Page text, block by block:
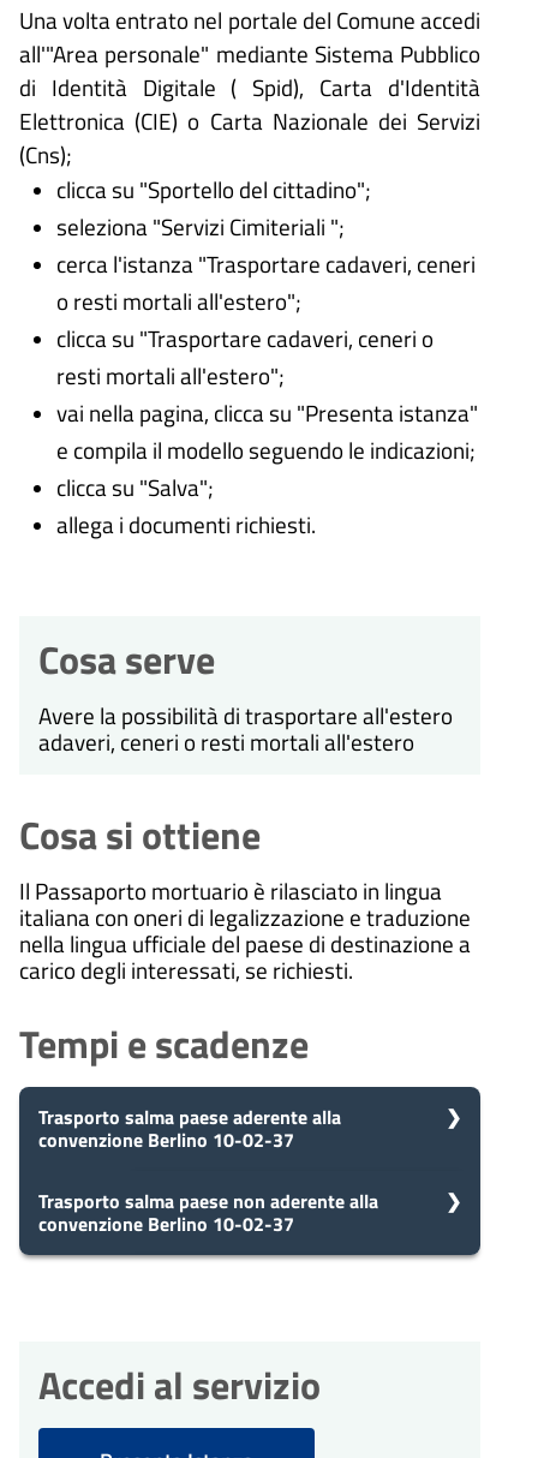
Una volta entrato nel portale del Comune accedi
all'"Area personale" mediante Sistema Pubblico
di Identità Digitale ( Spid), Carta d'Identità
Elettronica (CIE) o Carta Nazionale dei Servizi
(Cns);
clicca su "Sportello del cittadino";
seleziona "Servizi Cimiteriali ";
cerca l'istanza "Trasportare cadaveri, ceneri
o resti mortali all'estero";
clicca su "Trasportare cadaveri, ceneri o
resti mortali all'estero";
vai nella pagina, clicca su "Presenta istanza"
e compila il modello seguendo le indicazioni;
clicca su "Salva";
allega i documenti richiesti.
Cosa serve
Avere la possibilità di trasportare all'estero
adaveri, ceneri o resti mortali all'estero
Cosa si ottiene
Il Passaporto mortuario è rilasciato in lingua
italiana con oneri di legalizzazione e traduzione
nella lingua ufficiale del paese di destinazione a
carico degli interessati, se richiesti.
Tempi e scadenze
Trasporto salma paese aderente alla
convenzione Berlino 10-02-37
5 Presa in carico
Dopo aver presentato la tua
richiesta, il comune avvia il
10 Eventuale richiesta di
integrazioni
Trasporto salma paese non aderente alla
convenzione Berlino 10-02-37
procedimento e prenderà in carico
la tua domanda in 5 giorni.
Accedi al servizio